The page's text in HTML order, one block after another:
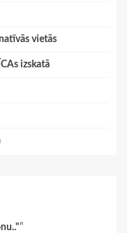
vietās
izskatā
”